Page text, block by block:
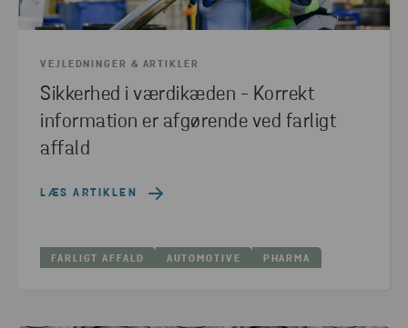
VEJLEDNINGER & ARTIKLER
Sikkerhed i værdikæden - Korrekt
information er afgørende ved farligt
affald
LÆS ARTIKLEN
FARLIGT AFFALD AUTOMOTIVE PHARMA